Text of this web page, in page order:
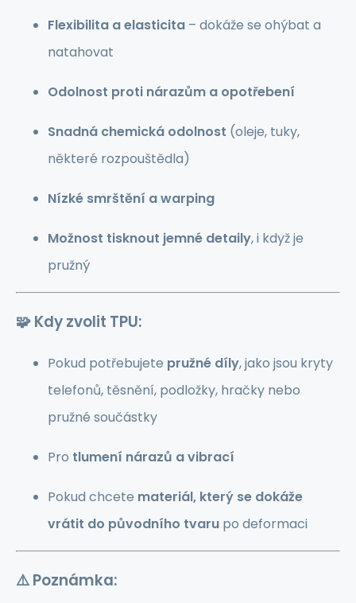
Flexibilita a elasticita – dokáže se ohýbat a
natahovat
Odolnost proti nárazům a opotřebení
Snadná chemická odolnost (oleje, tuky,
některé rozpouštědla)
Nízké smrštění a warping
Možnost tisknout jemné detaily, i když je
pružný
🧩 Kdy zvolit TPU:
Pokud potřebujete pružné díly, jako jsou kryty
telefonů, těsnění, podložky, hračky nebo
pružné součástky
Pro tlumení nárazů a vibrací
Pokud chcete materiál, který se dokáže
vrátit do původního tvaru po deformaci
⚠️ Poznámka: